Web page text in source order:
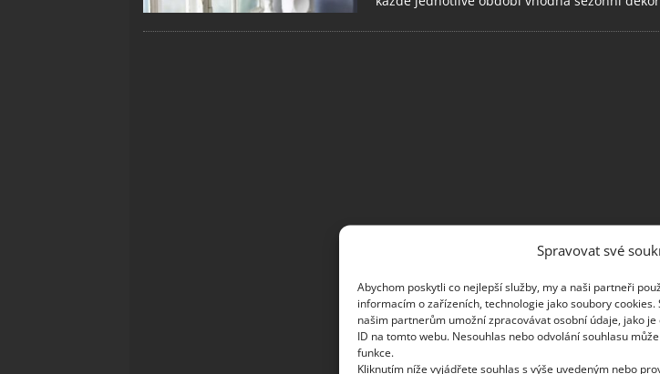
Spravovat své
Abychom poskytli co nejlepší služby, my a naši partneři
informacím o zařízeních, technologie jako soubory
našim partnerům umožní zpracovávat osobní údaje, jako
ID na tomto webu. Nesouhlas nebo odvolání souhlasu
funkce.
Kliknutím níže vyjádřete souhlas s výše uvedeným nebo